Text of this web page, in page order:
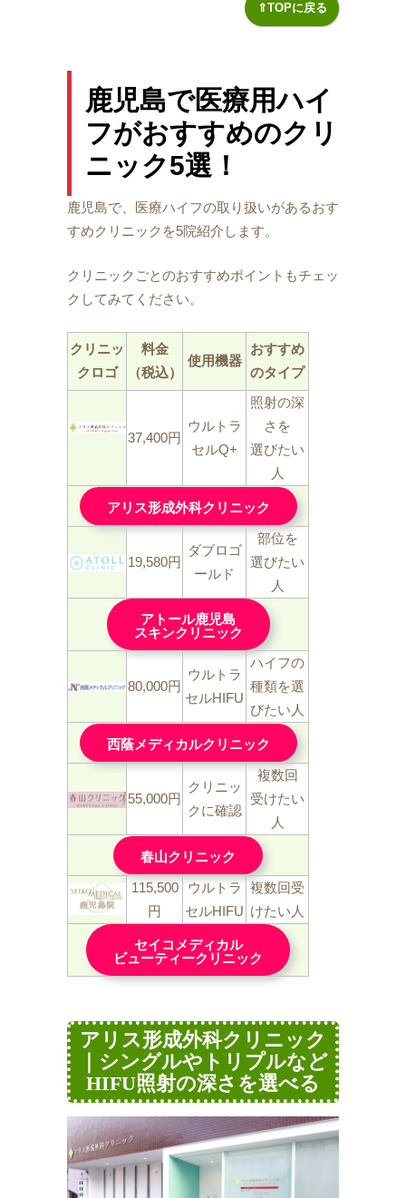
⇑TOPに戻る
鹿児島で医療用ハイ
フがおすすめのクリ
ニック5選！
鹿児島で、医療ハイフの取り扱いがあるおす
すめクリニックを5院紹介します。
クリニックごとのおすすめポイントもチェッ
クしてみてください。
クリニッ
クロゴ
料金
（税込）
使用機器
おすすめ
のタイプ
37,400円
ウルトラ
セルQ+
照射の深
さを
選びたい
人
アリス形成外科クリニック
19,580円
ダブロゴ
ールド
部位を
選びたい
人
アトール鹿児島
スキンクリニック
80,000円
ウルトラ
セルHIFU
ハイフの
種類を選
びたい人
西蔭メディカルクリニック
55,000円
クリニッ
クに確認
複数回
受けたい
人
春山クリニック
115,500
円
ウルトラ
セルHIFU
複数回受
けたい人
セイコメディカル
ビューティークリニック
アリス形成外科クリニック
｜シングルやトリプルなど
HIFU照射の深さを選べる